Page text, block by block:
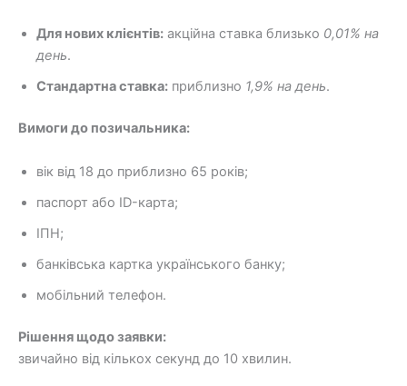
Для нових клієнтів: акційна ставка близько 0,01% на
день.
Стандартна ставка: приблизно 1,9% на день.
Вимоги до позичальника:
вік від 18 до приблизно 65 років;
паспорт або ID-карта;
ІПН;
банківська картка українського банку;
мобільний телефон.
Рішення щодо заявки:
звичайно від кількох секунд до 10 хвилин.